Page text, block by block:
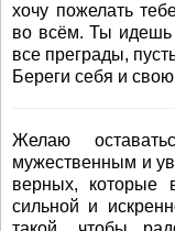
хочу пожелать
во всём. Ты идешь
все преграды,
Береги себя и
Желаю
мужественным и
верных, которые
сильной и